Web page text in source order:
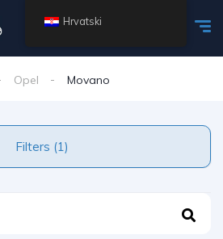
Opel Movano
Filters (1)
Hrvatski